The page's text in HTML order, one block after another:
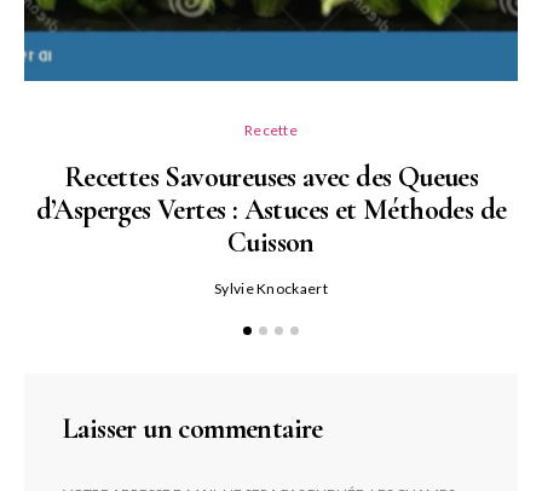
Recette
Recettes Savoureuses avec des Queues
d’Asperges Vertes : Astuces et Méthodes de
Cuisson
Sylvie Knockaert
Laisser un commentaire